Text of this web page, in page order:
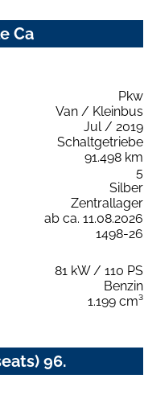
Ca
Pkw
Van / Kleinbus
Jul / 2019
Schaltgetriebe
91.498 km
5
Silber
Zentrallager
ab ca. 11.08.2026
1498-26
81 kW / 110 PS
Benzin
1.199 cm³
96.